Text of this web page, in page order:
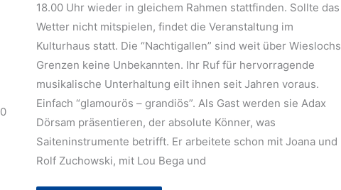
18.00 Uhr wieder in gleichem Rahmen stattfinden. Sollte das
Wetter nicht mitspielen, findet die Veranstaltung im
Kulturhaus statt. Die “Nachtigallen” sind weit über Wieslochs
Grenzen keine Unbekannten. Ihr Ruf für hervorragende
musikalische Unterhaltung eilt ihnen seit Jahren voraus.
Einfach “glamourös – grandiös”. Als Gast werden sie Adax
Dörsam präsentieren, der absolute Könner, was
Saiteninstrumente betrifft. Er arbeitete schon mit Joana und
Rolf Zuchowski, mit Lou Bega und